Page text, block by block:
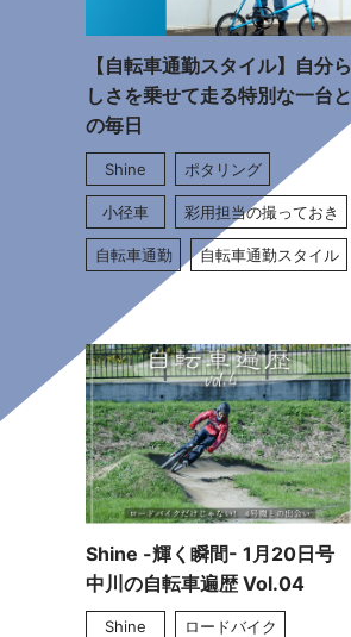
【自転車通勤スタイル】自分ら
しさを乗せて走る特別な一台と
の毎日
Shine ポタリング
小径車 彩用担当の撮っておき
自転車通勤 自転車通勤スタイル
Shine -輝く瞬間- 1月20日号
中川の自転車遍歴 Vol.04
Shine ロードバイク